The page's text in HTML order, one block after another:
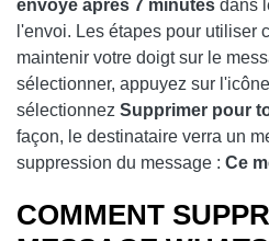
envoyé après 7 minutes dans
l'envoi. Les étapes pour utiliser
maintenir votre doigt sur le
sélectionner, appuyez sur
sélectionnez Supprimer pour
façon, le destinataire verra un
suppression du message : Ce
COMMENT